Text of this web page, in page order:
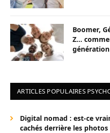
Boomer,
Z…
ARTICLES POPULAIRES
Digital nomad : est-ce
cachés derrière les